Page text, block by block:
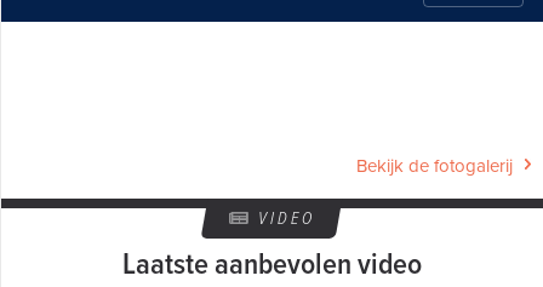
Bekijk de fotogalerij
VIDEO
Laatste aanbevolen video